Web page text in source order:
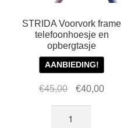
STRIDA Voorvork frame
telefoonhoesje en
opbergtasje
AANBIEDING!
€45,00
Oorspronkelijke
prijs
was:
€40,00Huidige